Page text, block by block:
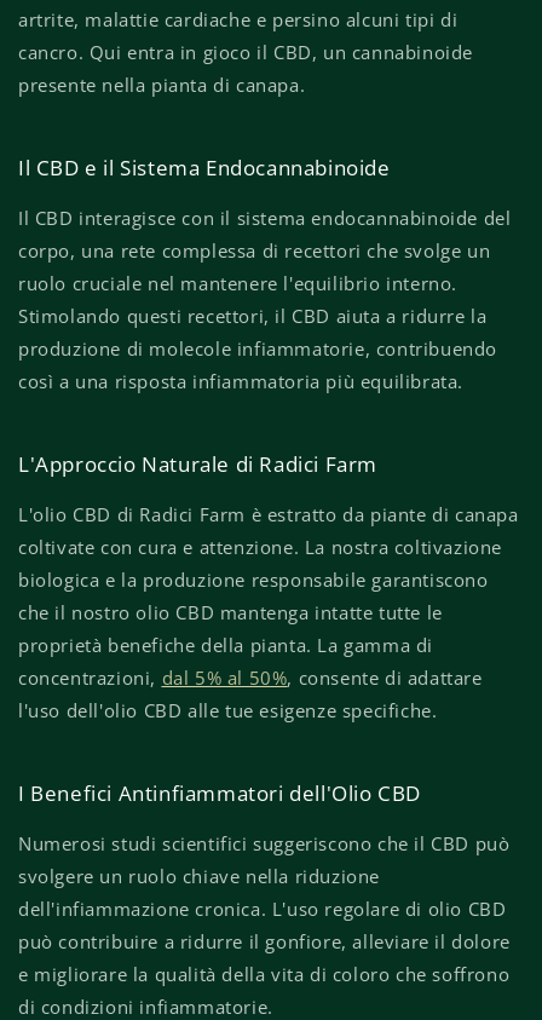
artrite, malattie cardiache e persino alcuni tipi di
cancro. Qui entra in gioco il CBD, un cannabinoide
presente nella pianta di canapa.
Il CBD e il Sistema Endocannabinoide
Il CBD interagisce con il sistema endocannabinoide del
corpo, una rete complessa di recettori che svolge un
ruolo cruciale nel mantenere l'equilibrio interno.
Stimolando questi recettori, il CBD aiuta a ridurre la
produzione di molecole infiammatorie, contribuendo
così a una risposta infiammatoria più equilibrata.
L'Approccio Naturale di Radici Farm
L'olio CBD di Radici Farm è estratto da piante di canapa
coltivate con cura e attenzione. La nostra coltivazione
biologica e la produzione responsabile garantiscono
che il nostro olio CBD mantenga intatte tutte le
proprietà benefiche della pianta. La gamma di
concentrazioni, dal 5% al 50%, consente di adattare
l'uso dell'olio CBD alle tue esigenze specifiche.
I Benefici Antinfiammatori dell'Olio CBD
Numerosi studi scientifici suggeriscono che il CBD può
svolgere un ruolo chiave nella riduzione
dell'infiammazione cronica. L'uso regolare di olio CBD
può contribuire a ridurre il gonfiore, alleviare il dolore
e migliorare la qualità della vita di coloro che soffrono
di condizioni infiammatorie.